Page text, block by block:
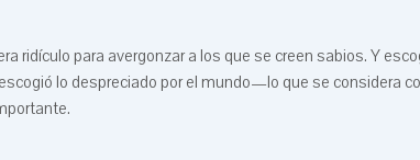
ridículo para avergonzar a los que se creen sabios. Y
lo despreciado por el mundo—lo que se considera